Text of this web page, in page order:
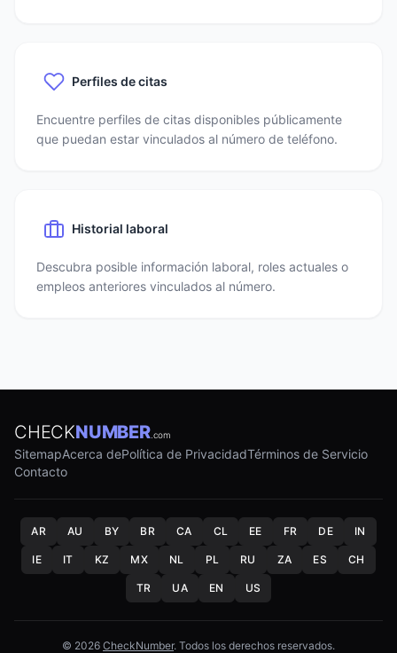
Perfiles de citas
Encuentre perfiles de citas disponibles públicamente
que puedan estar vinculados al número de teléfono.
Historial laboral
Descubra posible información laboral, roles actuales o
empleos anteriores vinculados al número.
CHECKNUMBER.com
SitemapAcerca dePolítica de PrivacidadTérminos de Servicio
Contacto
AR AU BY BR CA CL EE FR DE IN
IE IT KZ MX NL PL RU ZA ES CH
TR UA EN US
© 2026 CheckNumber. Todos los derechos reservados.